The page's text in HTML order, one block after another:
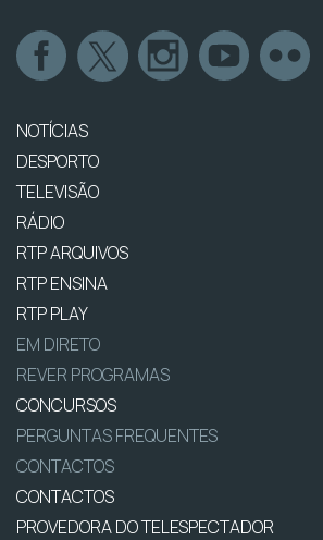
NOTÍCIAS
DESPORTO
TELEVISÃO
RÁDIO
RTP ARQUIVOS
RTP ENSINA
RTP PLAY
EM DIRETO
REVER PROGRAMAS
CONCURSOS
PERGUNTAS FREQUENTES
CONTACTOS
CONTACTOS
PROVEDORA DO TELESPECTADOR